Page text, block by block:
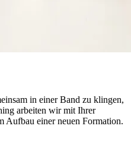
in einer Band zu klingen,
arbeiten wir mit Ihrer
Aufbau einer neuen Formation.